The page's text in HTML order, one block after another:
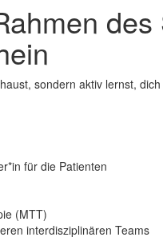
sondern aktiv lernst,
für die Patienten
(MTT)
interdisziplinären Teams